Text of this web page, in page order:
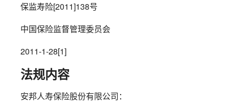
保监寿险[2011]138号
中国保险监督管理委员会
2011-1-28[1]
法规内容
安邦人寿保险股份有限公司：